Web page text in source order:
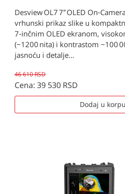
Desview OL7 7″ OLED
vrhunski prikaz slike u
7‑inčnim OLED ekranom,
(~1200 nita) i kontrastom ~100
jasnoću i detalje...
46 610 RSD
Cena: 39 530 RSD
Dodaj u korpu